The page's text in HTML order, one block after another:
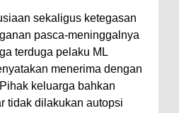
sekaligus ketegasan
pasca-meninggalnya
terduga pelaku ML
menerima dengan
keluarga bahkan
tidak dilakukan autopsi